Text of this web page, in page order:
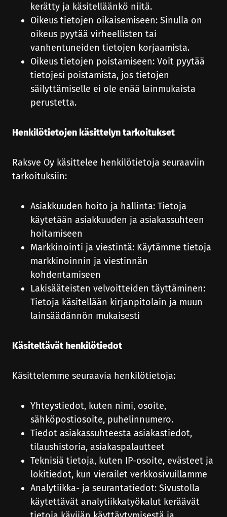
kerätty ja käsitelläänkö niitä.
Oikeus tietojen oikaisemiseen: Sinulla on
oikeus pyytää virheellisten tai
vanhentuneiden tietojen korjaamista.
Oikeus tietojen poistamiseen: Voit pyytää
tietojesi poistamista, jos tietojen
säilyttämiselle ei ole enää lainmukaista
perustetta.
Henkilötietojen käsittelyn tarkoitukset
Raksve Oy käsittelee henkilötietoja seuraaviin
tarkoituksiin:
Asiakkuuden hoito ja hallinta: Tietoja
käytetään asiakkuuden ja asiakassuhteen
hoitamiseen
Markkinointi ja viestintä: Käytämme tietoja
markkinoinnin ja viestinnän
kohdentamiseen
Lakisääteisten velvoitteiden täyttäminen:
Tietoja käsitellään kirjanpitolain ja muun
lainsäädännön mukaisesti
Käsiteltävät henkilötiedot
Käsittelemme seuraavia henkilötietoja:
Yhteystiedot, kuten nimi, osoite,
sähköpostiosoite, puhelinnumero.
Tiedot asiakassuhteesta asiakastiedot,
tilaushistoria, asiakaspalautteet
Teknisiä tietoja, kuten IP-osoite, evästeet ja
lokitiedot, kun vierailet verkkosivuillamme
Analytiikka- ja seurantatiedot: Sivustolla
käytettävät analytiikkatyökalut keräävät